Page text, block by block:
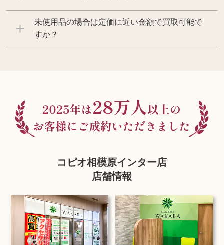
未使用品の場合は定価に近い金額で買取可能で
すか？
コピオ相模原インター店
店舗情報